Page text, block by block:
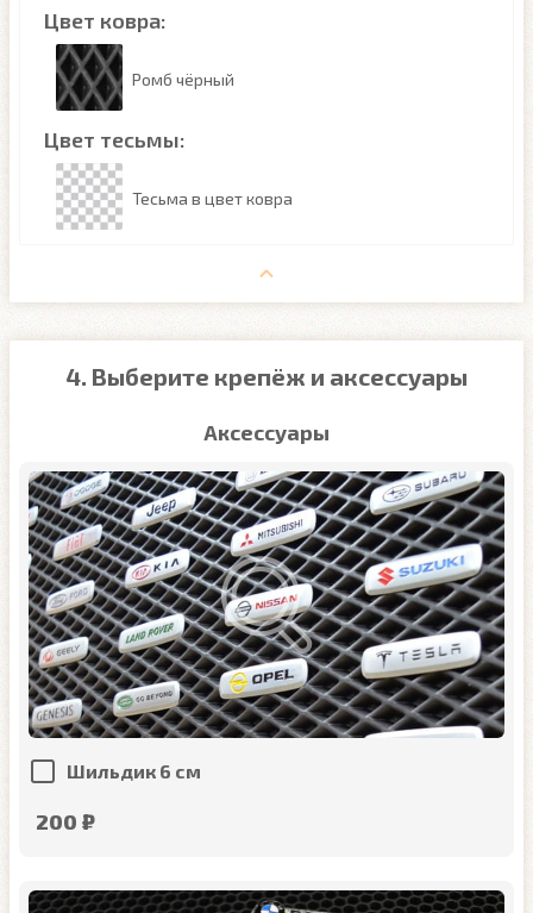
Цвет ковра:
Ромб чёрный
Цвет тесьмы:
Тесьма в цвет ковра
4. Выберите крепёж и аксессуары
Аксессуары
Шильдик 6 см
200 ₽